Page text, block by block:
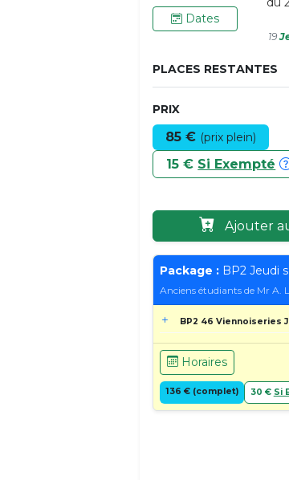
Dates
19
PLACES RESTANTES
PRIX
85 € (prix plein)
15 € Si Exempté
Ajouter
Package : BP2 Jeudi
Anciens étudiants de Mr A.
BP2 46 Viennoiseries
Horaires
136 € (complet) 30 € Si